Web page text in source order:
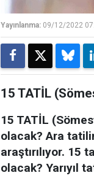
Yayınlanma: 09/12/2022
15 TATİL
15 TATİL
olacak? Ara
araştırılıyor.
olacak? Yarıyıl